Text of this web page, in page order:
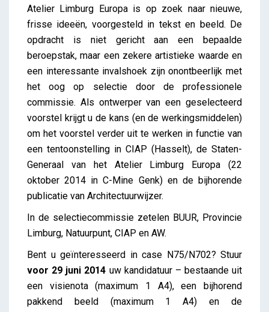
Atelier Limburg Europa is op zoek naar nieuwe,
frisse ideeën, voorgesteld in tekst en beeld. De
opdracht is niet gericht aan een bepaalde
beroepstak, maar een zekere artistieke waarde en
een interessante invalshoek zijn onontbeerlijk met
het oog op selectie door de professionele
commissie. Als ontwerper van een geselecteerd
voorstel krijgt u de kans (en de werkingsmiddelen)
om het voorstel verder uit te werken in functie van
een tentoonstelling in CIAP (Hasselt), de Staten-
Generaal van het Atelier Limburg Europa (22
oktober 2014 in C-Mine Genk) en de bijhorende
publicatie van Architectuurwijzer.
In de selectiecommissie zetelen BUUR, Provincie
Limburg, Natuurpunt, CIAP en AW.
Bent u geïnteresseerd in case N75/N702? Stuur
voor 29 juni 2014 uw kandidatuur – bestaande uit
een visienota (maximum 1 A4), een bijhorend
pakkend beeld (maximum 1 A4) en de